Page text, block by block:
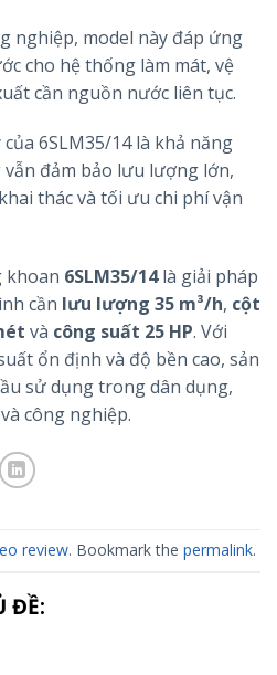
nghiệp, model này đáp ứng
cho hệ thống làm mát, vệ
cần nguồn nước liên tục.
6SLM35/14 là khả năng
đảm bảo lưu lượng lớn,
thác và tối ưu chi phí vận
khoan 6SLM35/14là giải pháp
cần lưu lượng 35 m³/h, cột
và công suất 25 HP. Với
ổn định và độ bền cao, sản
sử dụng trong dân dụng,
công nghiệp.
review. Bookmark the permalink.
ĐỀ: